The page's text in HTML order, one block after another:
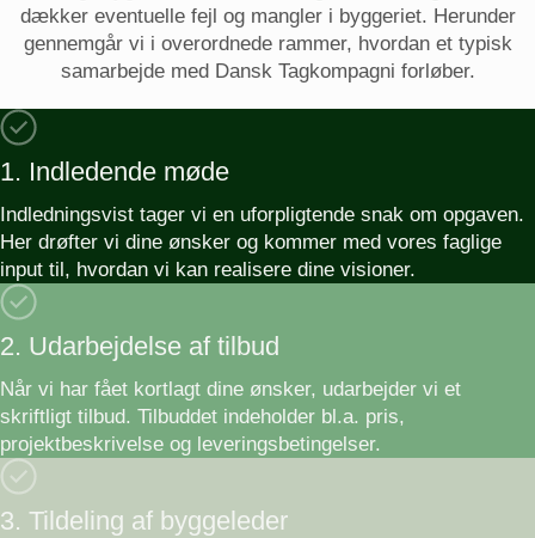
dækker eventuelle fejl og mangler i byggeriet. Herunder
gennemgår vi i overordnede rammer, hvordan et typisk
samarbejde med Dansk Tagkompagni forløber.
1. Indledende møde
Indledningsvist tager vi en uforpligtende snak om opgaven.
Her drøfter vi dine ønsker og kommer med vores faglige
input til, hvordan vi kan realisere dine visioner.
2. Udarbejdelse af tilbud
Når vi har fået kortlagt dine ønsker, udarbejder vi et
skriftligt tilbud. Tilbuddet indeholder bl.a. pris,
projektbeskrivelse og leveringsbetingelser.
3. Tildeling af byggeleder